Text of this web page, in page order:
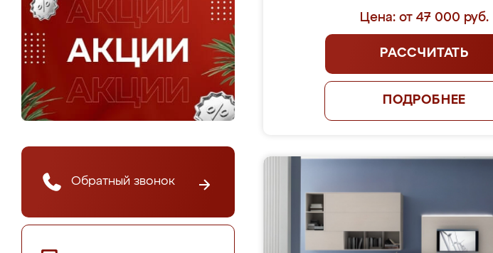
Обратный звонок
Цена: от 47 000 руб.
РАССЧИТАТЬ
ПОДРОБНЕЕ